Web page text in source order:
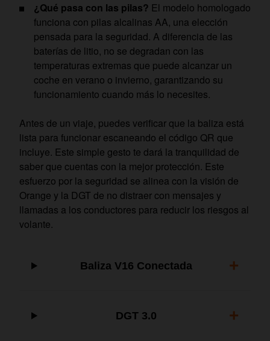
¿Qué pasa con las pilas? El modelo homologado
funciona con pilas alcalinas AA, una elección
pensada para la seguridad. A diferencia de las
baterías de litio, no se degradan con las
temperaturas extremas que puede alcanzar un
coche en verano o invierno, garantizando su
funcionamiento cuando más lo necesites.
Antes de un viaje, puedes verificar que la baliza está
lista para funcionar escaneando el código QR que
incluye. Este simple gesto te dará la tranquilidad de
saber que cuentas con la mejor protección. Este
esfuerzo por la seguridad se alinea con la visión de
Orange y la DGT de no distraer con mensajes y
llamadas a los conductores para reducir los riesgos al
volante.
Baliza V16 Conectada +
DGT 3.0 +